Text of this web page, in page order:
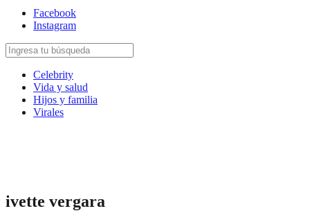
Facebook
Instagram
Celebrity
Vida y salud
Hijos y familia
Virales
ivette vergara